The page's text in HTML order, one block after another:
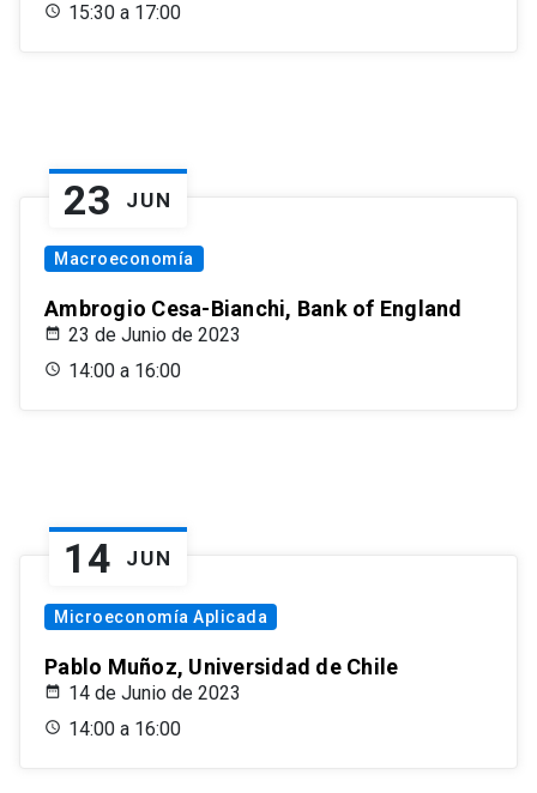
15:30 a 17:00
23 JUN
Macroeconomía
Ambrogio Cesa-Bianchi, Bank of England
23 de Junio de 2023
14:00 a 16:00
14 JUN
Microeconomía Aplicada
Pablo Muñoz, Universidad de Chile
14 de Junio de 2023
14:00 a 16:00